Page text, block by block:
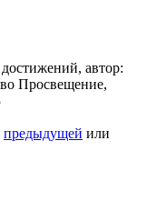
предыдущей или